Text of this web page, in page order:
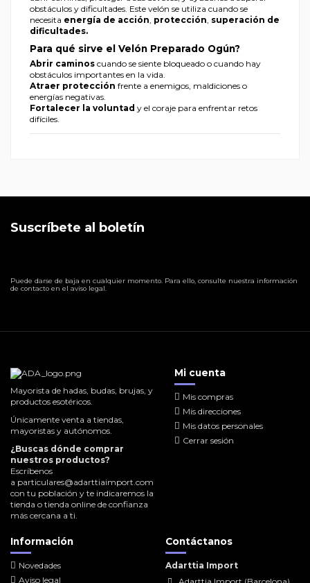
obstáculos y dificultades. Este velón se utiliza cuando se
necesita energía de acción protección superación de
dificultades.
Para qué sirve el Velón Preparado Ogún?
Abrir caminos cuando se siente bloqueado o cuando hay
obstáculos importantes en la vida.
Atraer protección frente a enemigos, maldiciones o
energías negativas.
Fortalecer la voluntad y el coraje para enfrentar retos
difíciles.
Suscríbete al boletín
Puede darse de baja en cualquier momento. Para ello, consulte nuestra información
de contacto en el aviso legal.
Mayorista de hadas, budas, brujas, y
productos esotéricos.
Únicamente venta a tiendas,
mayoristas y autónomos.
¿Buscas dónde comprar
nuestros productos?
Escríbenos
a particulares@adarttiaimport.com
con tu población y te indicaremos la
tienda o tienda online de confianza
más cercana a ti.
Mi cuenta
Mis compras
Mis direcciones
Mis datos personales
Cerrar sesión
Información
Novedades
Aviso legal
Contáctanos
Adarttia Import